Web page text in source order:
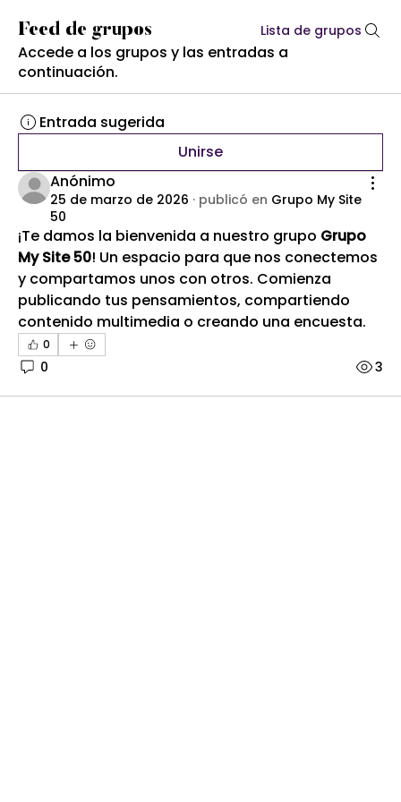
Feed de grupos Lista de grupos
Accede a los grupos y las entradas a
continuación.
Entrada sugerida
Unirse
Anónimo
25 de marzo de 2026 · publicó en Grupo My Site
50
¡Te damos la bienvenida a nuestro grupo Grupo
My Site 50! Un espacio para que nos conectemos
y compartamos unos con otros. Comienza
publicando tus pensamientos, compartiendo
contenido multimedia o creando una encuesta.
0
0 3